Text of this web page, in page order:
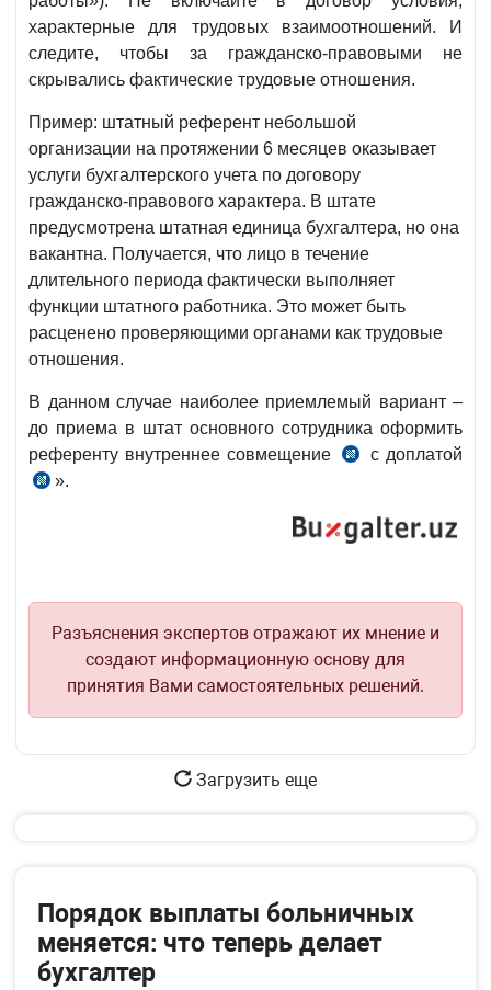
характерные для трудовых взаимоотношений. И
следите, чтобы за гражданско-правовыми не
скрывались фактические трудовые отношения.
Пример: штатный референт небольшой
организации на протяжении 6 месяцев оказывает
услуги бухгалтерского учета по договору
гражданско-правового характера. В штате
предусмотрена штатная единица бухгалтера, но она
вакантна. Получается, что лицо в течение
длительного периода фактически выполняет
функции штатного работника. Это может быть
расценено проверяющими органами как трудовые
отношения.
В данном случае наиболее приемлемый вариант –
до приема в штат основного сотрудника оформить
референту внутреннее совмещение
абз.
20
№297
от
18.10.2012
г.
с доплатой
п.
18.10.2012
».
Разъяснения экспертов отражают их мнение и
создают информационную основу для
принятия Вами самостоятельных решений.
Загрузить еще
Порядок выплаты больничных
меняется: что теперь делает
бухгалтер